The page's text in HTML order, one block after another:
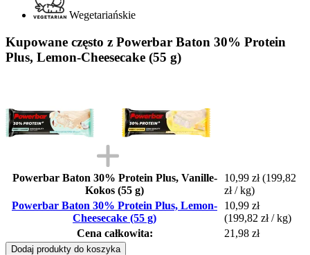
Wegetariańskie
Kupowane często z Powerbar Baton 30% Protein
Plus, Lemon-Cheesecake (55 g)
Powerbar Baton 30% Protein Plus, Vanille-
Kokos (55 g)
10,99 zł (199,82
zł / kg)
Powerbar Baton 30% Protein Plus, Lemon-
Cheesecake (55 g)
10,99 zł
(199,82 zł / kg)
Cena całkowita:
21,98 zł
Dodaj produkty do koszyka